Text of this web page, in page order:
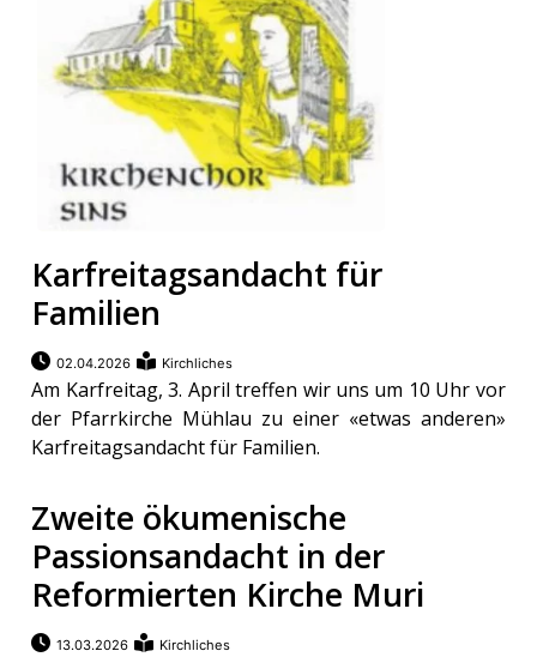
Karfreitagsandacht für
Familien
02.04.2026 Kirchliches
Am Karfreitag, 3. April treffen wir uns um 10 Uhr vor
der Pfarrkirche Mühlau zu einer «etwas anderen»
Karfreitagsandacht für Familien.
Zweite ökumenische
Passionsandacht in der
Reformierten Kirche Muri
13.03.2026 Kirchliches